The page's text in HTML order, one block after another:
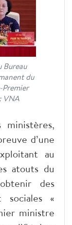
Bureau
du
VNA
d’une
au
atouts du
des
sociales «
ministre